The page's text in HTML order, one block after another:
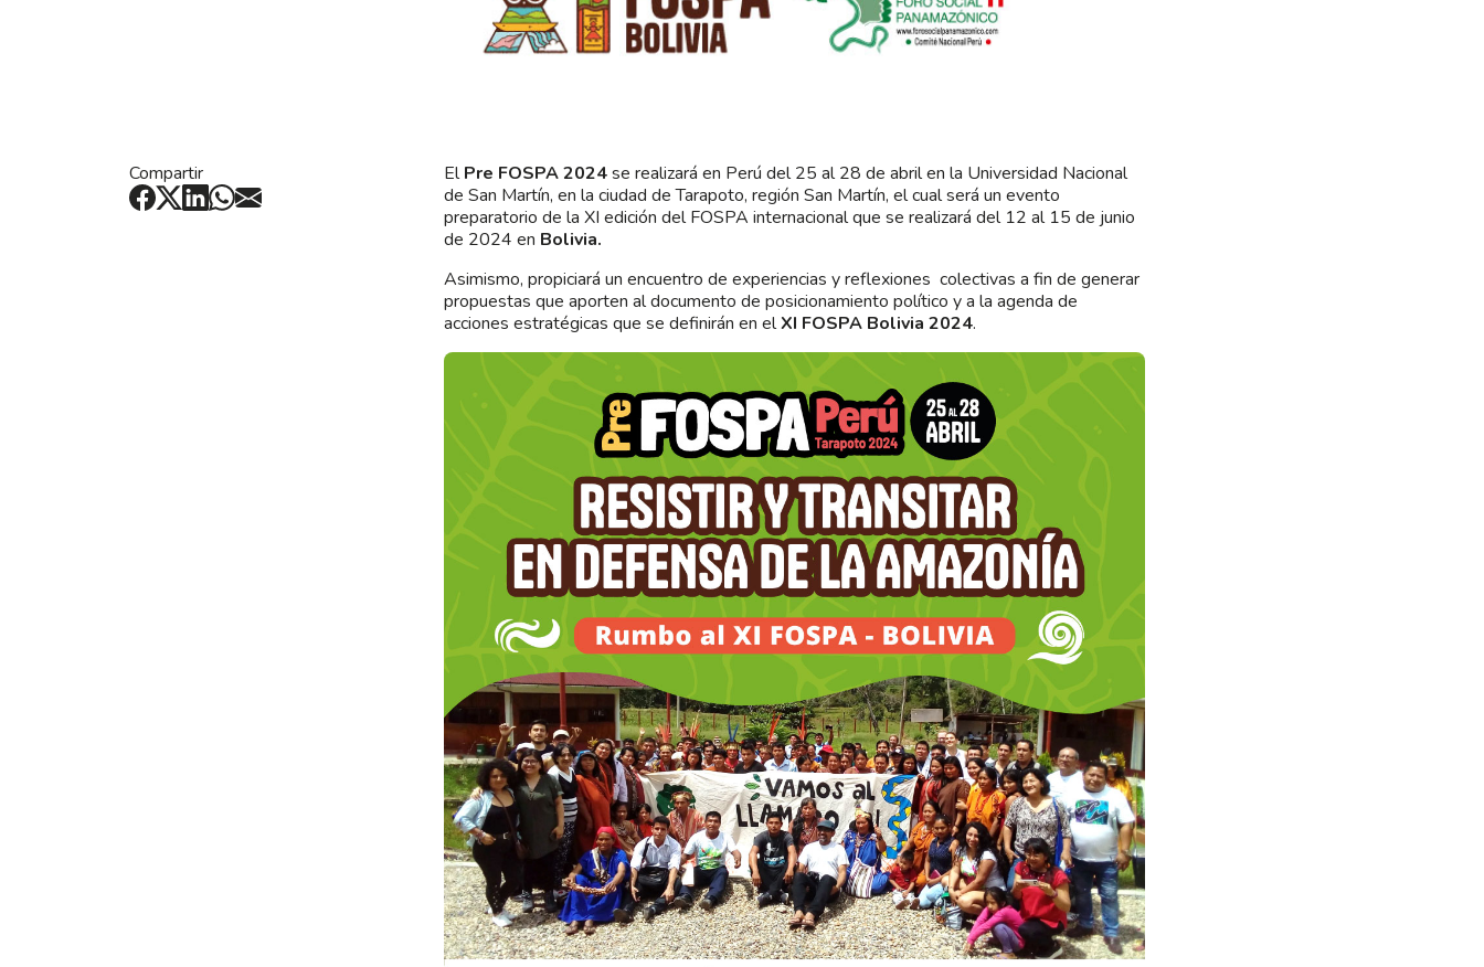
Compartir ElPre FOSPA 2024se realizará en Perú del 25 al 28 de abril en la Universidad Nacional
de San Martín, en la ciudad de Tarapoto, región San Martín, el cual será un evento
preparatorio de la XI edición del FOSPA internacional que se realizará del 12 al 15 de junio
de 2024 en Bolivia.
Asimismo, propiciará un encuentro de experiencias y reflexiones colectivas a fin de generar
propuestas que aporten al documento de posicionamiento político y a la agenda de
acciones estratégicas que se definirán en elXI FOSPA Bolivia 2024.